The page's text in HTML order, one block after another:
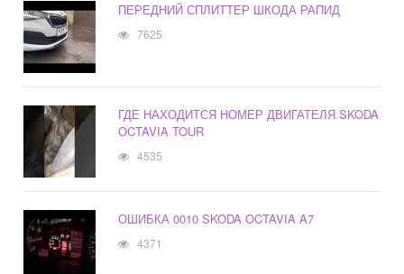
ПЕРЕДНИЙ СПЛИТТЕР ШКОДА РАПИД
7625
ГДЕ НАХОДИТСЯ НОМЕР ДВИГАТЕЛЯ SKODA
OCTAVIA TOUR
4535
ОШИБКА 0010 SKODA OCTAVIA A7
4371